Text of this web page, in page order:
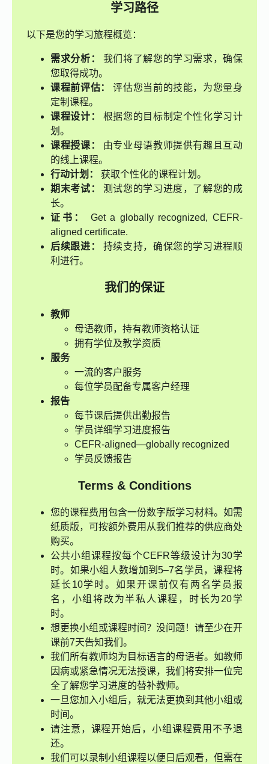
学习路径
以下是您的学习旅程概览：
需求分析：
我们将了解您的学习需求，确保
您取得成功。
课程前评估：
评估您当前的技能，为您量身
定制课程。
课程设计：
根据您的目标制定个性化学习计
划。
课程授课：
由专业母语教师提供有趣且互动
的线上课程。
行动计划：
获取个性化的课程计划。
期末考试：
测试您的学习进度，了解您的成
长。
证书：
Get a globally recognized, CEFR-
aligned certificate.
后续跟进：
持续支持，确保您的学习进程顺
利进行。
我们的保证
教师
母语教师，持有教师资格认证
拥有学位及教学资质
服务
一流的客户服务
每位学员配备专属客户经理
报告
每节课后提供出勤报告
学员详细学习进度报告
CEFR-aligned—globally recognized
学员反馈报告
Terms & Conditions
您的课程费用包含一份数字版学习材料。如需
纸质版，可按额外费用从我们推荐的供应商处
购买。
公共小组课程按每个CEFR等级设计为30学
时。如果小组人数增加到5–7名学员，课程将
延长10学时。如果开课前仅有两名学员报
名，小组将改为半私人课程，时长为20学
时。
想更换小组或课程时间？没问题！请至少在开
课前7天告知我们。
我们所有教师均为目标语言的母语者。如教师
因病或紧急情况无法授课，我们将安排一位完
全了解您学习进度的替补教师。
一旦您加入小组后，就无法更换到其他小组或
时间。
请注意，课程开始后，小组课程费用不予退
还。
我们可以录制小组课程以便日后观看，但需在